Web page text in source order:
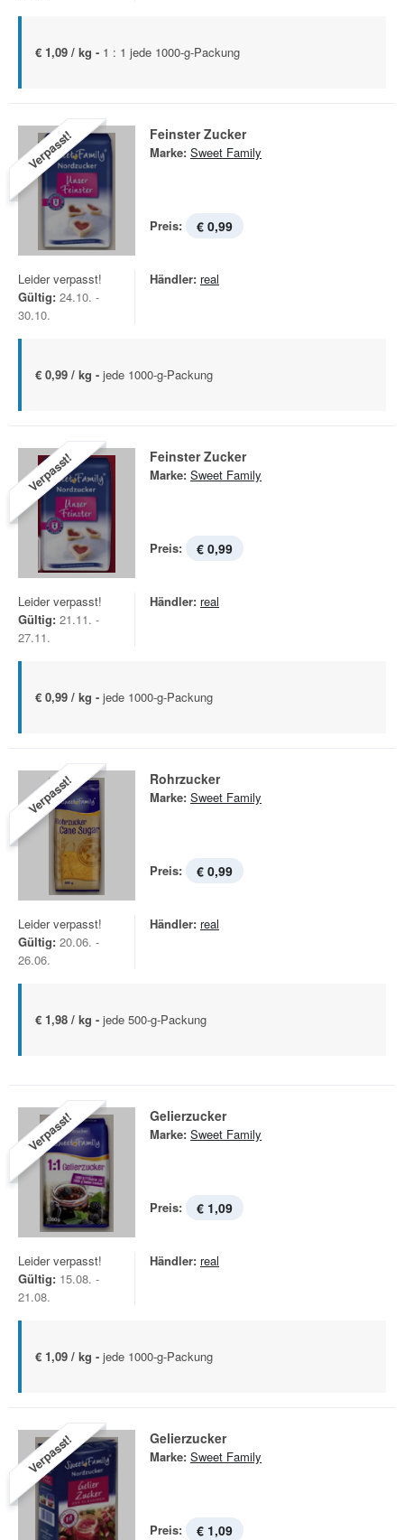
€ 1,09 / kg - 1 : 1 jede 1000-g-Packung
Verpasst! Feinster Zucker
Marke: Sweet Family
Preis: € 0,99
Leider verpasst!
Gültig: 24.10. -
30.10.
Händler: real
€ 0,99 / kg - jede 1000-g-Packung
Verpasst! Feinster Zucker
Marke: Sweet Family
Preis: € 0,99
Leider verpasst!
Gültig: 21.11. -
27.11.
Händler: real
€ 0,99 / kg - jede 1000-g-Packung
Verpasst! Rohrzucker
Marke: Sweet Family
Preis: € 0,99
Leider verpasst!
Gültig: 20.06. -
26.06.
Händler: real
€ 1,98 / kg - jede 500-g-Packung
Verpasst! Gelierzucker
Marke: Sweet Family
Preis: € 1,09
Leider verpasst!
Gültig: 15.08. -
21.08.
Händler: real
€ 1,09 / kg - jede 1000-g-Packung
Verpasst! Gelierzucker
Marke: Sweet Family
Preis: € 1,09